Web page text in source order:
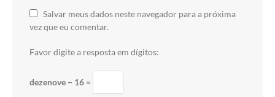
Salvar meus dados neste navegador para a próxima
vez que eu comentar.
Favor digite a resposta em dígitos:
dezenove − 16 =